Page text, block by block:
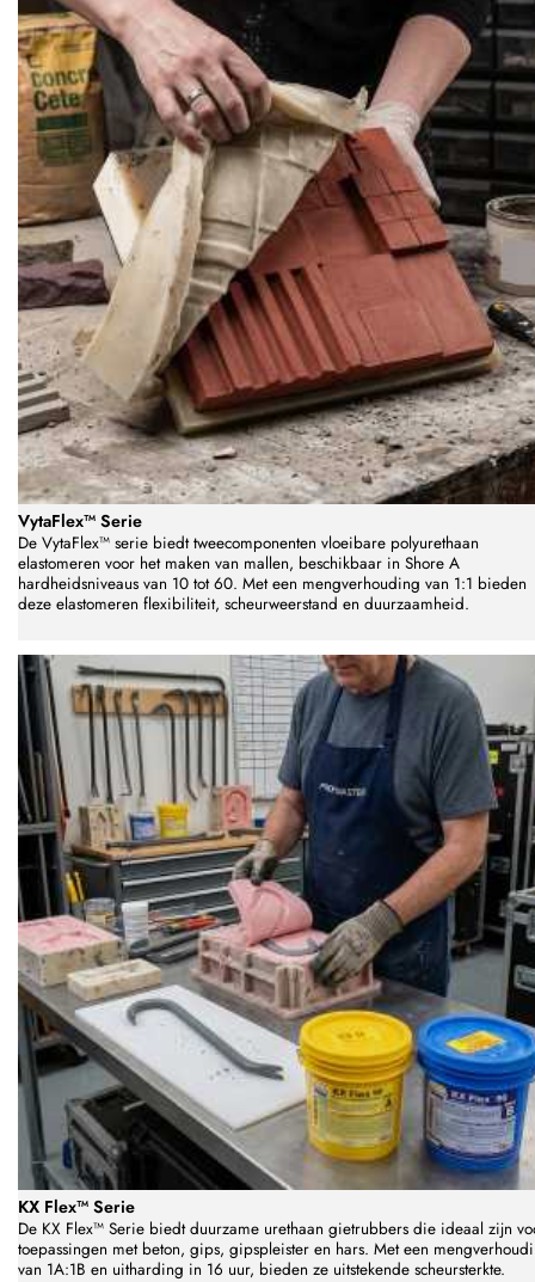
VytaFlex™ Serie
De VytaFlex™ serie biedt tweecomponenten vloeibare polyurethaan
elastomeren voor het maken van mallen, beschikbaar in Shore A
hardheidsniveaus van 10 tot 60. Met een mengverhouding van 1:1 bieden
deze elastomeren flexibiliteit, scheurweerstand en duurzaamheid.
KX Flex™ Serie
De KX Flex™ Serie biedt duurzame urethaan gietrubbers die ideaal zijn
toepassingen met beton, gips, gipspleister en hars. Met een
van 1A:1B en uitharding in 16 uur, bieden ze uitstekende scheursterkte.